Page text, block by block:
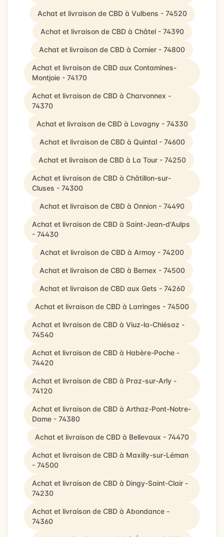
Achat et livraison de CBD à Vulbens - 74520
Achat et livraison de CBD à Châtel - 74390
Achat et livraison de CBD à Cornier - 74800
Achat et livraison de CBD aux Contamines-
Montjoie - 74170
Achat et livraison de CBD à Charvonnex -
74370
Achat et livraison de CBD à Lovagny - 74330
Achat et livraison de CBD à Quintal - 74600
Achat et livraison de CBD à La Tour - 74250
Achat et livraison de CBD à Châtillon-sur-
Cluses - 74300
Achat et livraison de CBD à Onnion - 74490
Achat et livraison de CBD à Saint-Jean-d'Aulps
- 74430
Achat et livraison de CBD à Armoy - 74200
Achat et livraison de CBD à Bernex - 74500
Achat et livraison de CBD aux Gets - 74260
Achat et livraison de CBD à Larringes - 74500
Achat et livraison de CBD à Viuz-la-Chiésaz -
74540
Achat et livraison de CBD à Habère-Poche -
74420
Achat et livraison de CBD à Praz-sur-Arly -
74120
Achat et livraison de CBD à Arthaz-Pont-Notre-
Dame - 74380
Achat et livraison de CBD à Bellevaux - 74470
Achat et livraison de CBD à Maxilly-sur-Léman
- 74500
Achat et livraison de CBD à Dingy-Saint-Clair -
74230
Achat et livraison de CBD à Abondance -
74360